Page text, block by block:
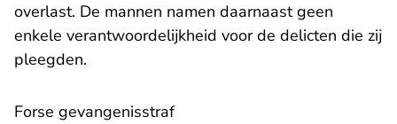
overlast. De mannen namen daarnaast geen
enkele verantwoordelijkheid voor de delicten die zij
pleegden.
Forse gevangenisstraf